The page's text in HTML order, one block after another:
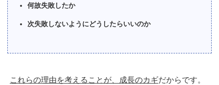
何故失敗したか
次失敗しないようにどうしたらいいのか
これらの理由を考えることが、成長のカギだからです。